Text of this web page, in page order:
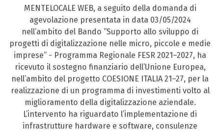
MENTELOCALE WEB, a seguito della domanda di
agevolazione presentata in data 03/05/2024
nell’ambito del Bando “Supporto allo sviluppo di
progetti di digitalizzazione nelle micro, piccole e medie
imprese” - Programma Regionale FESR 2021–2027, ha
ricevuto il sostegno finanziario dell’Unione Europea,
nell’ambito del progetto COESIONE ITALIA 21–27, per la
realizzazione di un programma di investimenti volto al
miglioramento della digitalizzazione aziendale.
L’intervento ha riguardato l’implementazione di
infrastrutture hardware e software, consulenze